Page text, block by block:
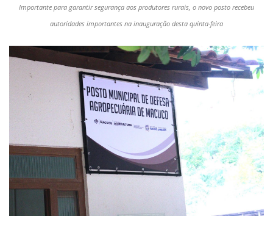
Importante para garantir segurança aos produtores rurais, o novo posto recebeu
autoridades importantes na inauguração desta quinta-feira